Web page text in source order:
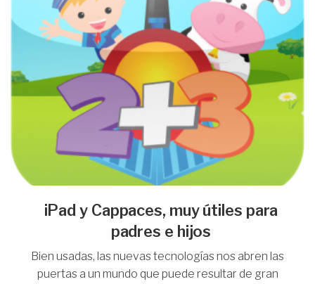
iPad y Cappaces, muy útiles para
padres e hijos
Bien usadas, las nuevas tecnologías nos abren las
puertas a un mundo que puede resultar de gran